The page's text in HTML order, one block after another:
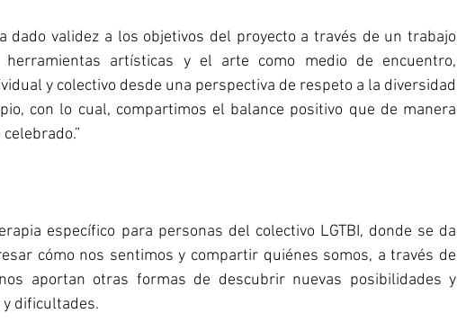
dado validez a los objetivos del proyecto a través de un trabajo
artísticas y el arte como medio de encuentro,
y colectivo desde una perspectiva de respeto a la diversidad
con lo cual, compartimos el balance positivo que de manera
específico para personas del colectivo LGTBI, donde se da
cómo nos sentimos y compartir quiénes somos, a través de
aportan otras formas de descubrir nuevas posibilidades y
dificultades.